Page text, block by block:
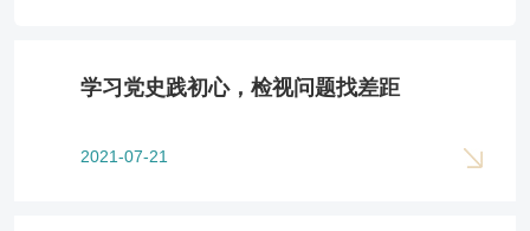
学习党史践初心，检视问题找差距
2021-07-21